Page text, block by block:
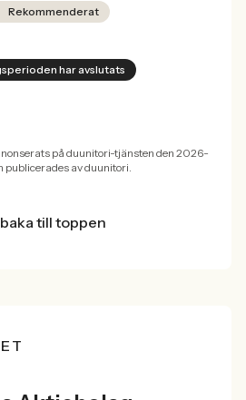
Rekommenderat
har avslutats
på duunitori-tjänsten den 2026-
publicerades av duunitori.
till toppen